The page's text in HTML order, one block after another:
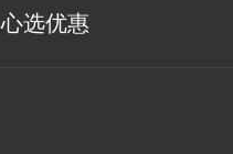
心选优惠